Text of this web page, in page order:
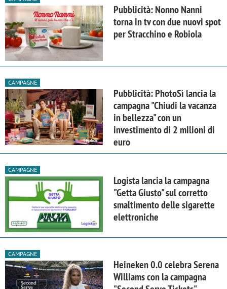
Pubblicità: Nonno Nanni
torna in tv con due nuovi spot
per Stracchino e Robiola
CAMPAGNE
Pubblicità: PhotoSì lancia la
campagna "Chiudi la vacanza
in bellezza" con un
investimento di 2 milioni di
euro
CAMPAGNE
Logista lancia la campagna
"Getta Giusto" sul corretto
smaltimento delle sigarette
elettroniche
CAMPAGNE
Heineken 0.0 celebra Serena
Williams con la campagna